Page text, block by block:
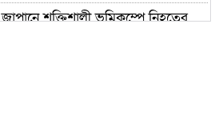
জাপানে শক্তিশালী ভূমিকম্পে নিহতের